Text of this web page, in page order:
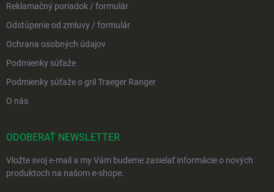
Reklamačný poriadok / formulár
Odstúpenie od zmluvy / formulár
Ochrana osobných údajov
Podmienky súťaže
Podmienky súťaže o gril Traeger Ranger
O nás
ODOBERAŤ NEWSLETTER
Vložte svoj e-mail a my Vám budeme zasielať informácie o nových
produktoch na našom e-shope.